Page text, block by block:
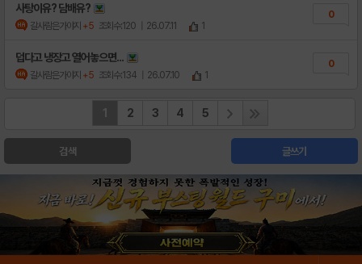
사탕이유? 담배유?
갈사람은가야지 +5 조회수:120 | 26.07.11 1
0
덥다고 냉장고 열어놓으면...
갈사람은가야지 +5 조회수:134 | 26.07.10 1
0
1 2 3 4 5
검색 글쓰기